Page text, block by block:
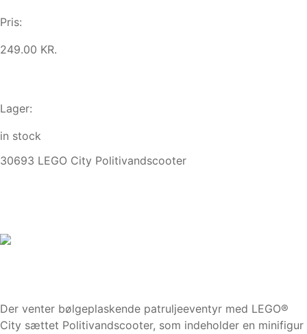
Pris:
249.00 KR.
Lager:
in stock
30693 LEGO City Politivandscooter
Der venter bølgeplaskende patruljeeventyr med LEGO®
City sættet Politivandscooter, som indeholder en minifigur